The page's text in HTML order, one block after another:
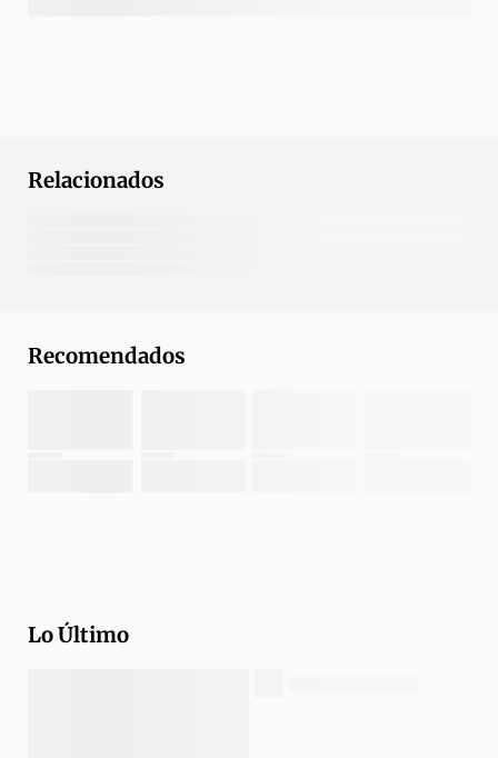
Relacionados
Recomendados
Lo Último